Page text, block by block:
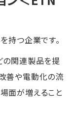
持つ企業です。
の関連製品を提
善や電動化の流
面が増えること